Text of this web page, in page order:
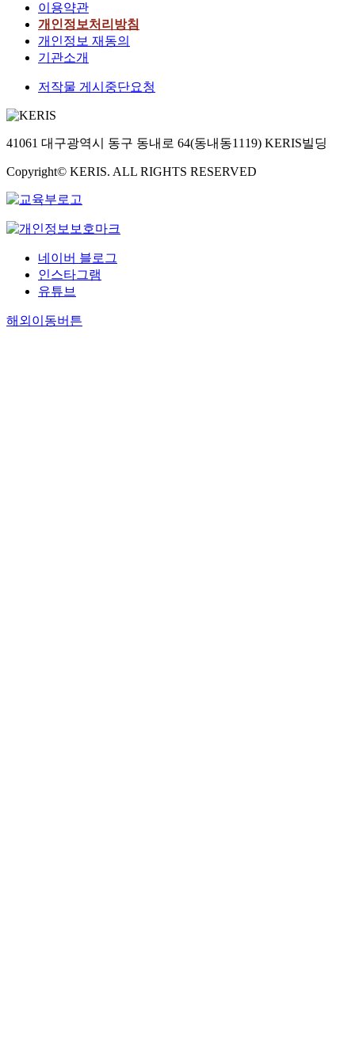
이용약관
개인정보처리방침
개인정보 재동의
기관소개
저작물 게시중단요청
41061 대구광역시 동구 동내로 64(동내동1119) KERIS빌딩
Copyright© KERIS. ALL RIGHTS RESERVED
네이버 블로그
인스타그램
유튜브
해외이동버튼